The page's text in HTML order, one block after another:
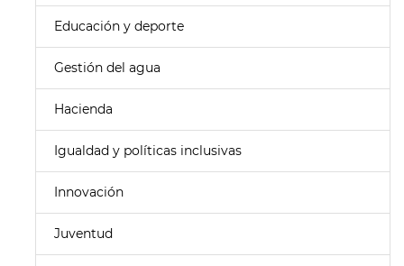
Educación y deporte
Gestión del agua
Hacienda
Igualdad y políticas inclusivas
Innovación
Juventud